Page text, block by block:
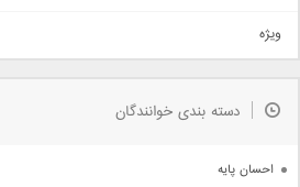
دمو
مذهبی
جدیدترین ها
ویژه
دسته بندی خوانندگان
احسان پایه